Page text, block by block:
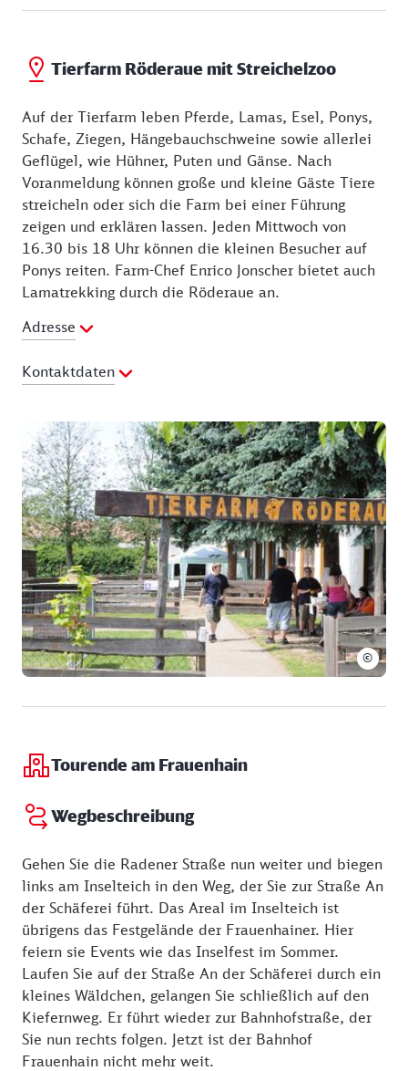
einstigen Rittergutes Frauenhain. Passieren Sie nun
links in die Radener Straße. In der Nummer 4 lädt
die Tierfarm Röderaue nach Voranmeldung zu
Tierfarm Röderaue mit Streichelzoo
Auf der Tierfarm leben Pferde, Lamas, Esel, Ponys,
Schafe, Ziegen, Hängebauchschweine sowie allerlei
Geflügel, wie Hühner, Puten und Gänse. Nach
Voranmeldung können große und kleine Gäste Tiere
streicheln oder sich die Farm bei einer Führung
zeigen und erklären lassen. Jeden Mittwoch von
16.30 bis 18 Uhr können die kleinen Besucher auf
Ponys reiten. Farm-Chef Enrico Jonscher bietet auch
Lamatrekking durch die Röderaue an.
Adresse
Kontaktdaten
Telefon:035263-45203
©
Tourende am Frauenhain
Wegbeschreibung
Gehen Sie die Radener Straße nun weiter und biegen
links am Inselteich in den Weg, der Sie zur Straße An
der Schäferei führt. Das Areal im Inselteich ist
übrigens das Festgelände der Frauenhainer. Hier
feiern sie Events wie das Inselfest im Sommer.
Laufen Sie auf der Straße An der Schäferei durch ein
kleines Wäldchen, gelangen Sie schließlich auf den
Kiefernweg. Er führt wieder zur Bahnhofstraße, der
Sie nun rechts folgen. Jetzt ist der Bahnhof
Frauenhain nicht mehr weit.